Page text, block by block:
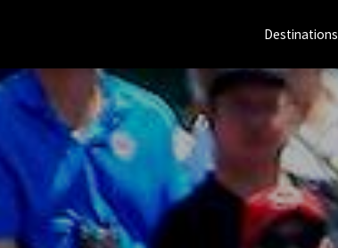
Destinations